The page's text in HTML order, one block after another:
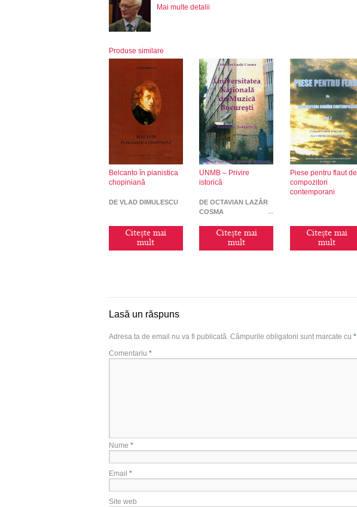
Mai multe detalii
Produse similare
Belcanto în pianistica
chopiniană
DE VLAD DIMULESCU
Citește mai
mult
UNMB – Privire
istorică
DE OCTAVIAN LAZĂR
COSMA
Citește mai
mult
Piese pentru flaut de
compozitori
contemporani
Citește mai
mult
Lasă un răspuns
Adresa ta de email nu va fi publicată. Câmpurile obligatorii sunt marcate cu *
Comentariu *
Nume *
Email *
Site web